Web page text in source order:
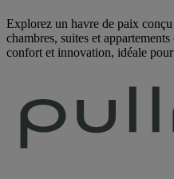
Explorez un havre de paix
chambres, suites et
confort et innovation, idéale